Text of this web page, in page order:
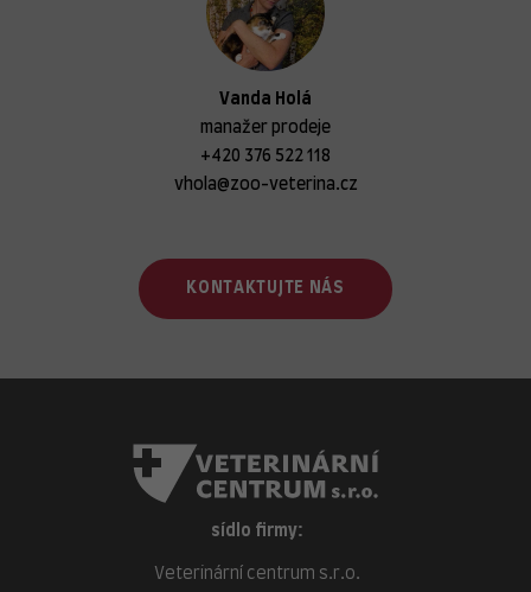
Vanda Holá
manažer prodeje
+420 376 522 118
vhola@zoo-veterina.cz
KONTAKTUJTE NÁS
sídlo firmy:
Veterinární centrum s.r.o.